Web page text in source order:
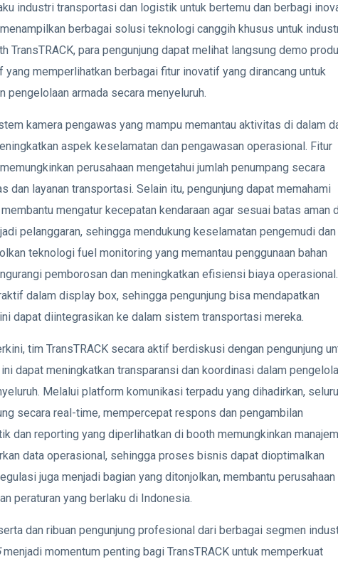
industri transportasi dan logistik untuk bertemu dan berbagi
berbagai solusi teknologi canggih khusus untuk
TransTRACK, para pengunjung dapat melihat langsung demo
memperlihatkan berbagai fitur inovatif yang dirancang untuk
pengelolaan armada secara menyeluruh.
kamera pengawas yang mampu memantau aktivitas di dalam
aspek keselamatan dan pengawasan operasional. Fitur
perusahaan mengetahui jumlah penumpang secara
dan layanan transportasi. Selain itu, pengunjung dapat memahami
mengatur kecepatan kendaraan agar sesuai batas aman
pelanggaran, sehingga mendukung keselamatan pengemudi dan
teknologi fuel monitoring yang memantau penggunaan bahan
pemborosan dan meningkatkan efisiensi biaya operasional.
dalam display box, sehingga pengunjung bisa mendapatkan
dapat diintegrasikan ke dalam sistem transportasi mereka.
tim TransTRACK secara aktif berdiskusi dengan pengunjung
dapat meningkatkan transparansi dan koordinasi dalam
Melalui platform komunikasi terpadu yang dihadirkan,
secara real-time, mempercepat respons dan pengambilan
dan reporting yang diperlihatkan di booth memungkinkan
data operasional, sehingga proses bisnis dapat dioptimalkan
juga menjadi bagian yang ditonjolkan, membantu perusahaan
peraturan yang berlaku di Indonesia.
dan ribuan pengunjung profesional dari berbagai segmen
menjadi momentum penting bagi TransTRACK untuk memperkuat